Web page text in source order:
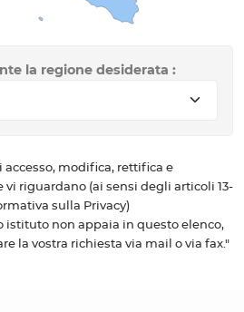
la regione desiderata :
modifica, rettifica e
riguardano (ai sensi degli articoli 13-
sulla Privacy)
istituto non appaia in questo elenco,
la vostra richiesta via mail o via fax."